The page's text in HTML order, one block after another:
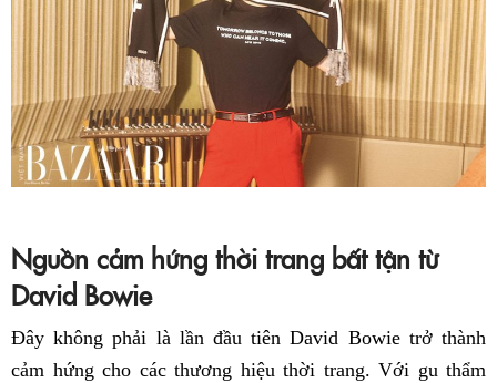
Nguồn cảm hứng thời trang bất tận từ
David Bowie
Đây không phải là lần đầu tiên David Bowie trở thành
cảm hứng cho các thương hiệu thời trang. Với gu thẩm